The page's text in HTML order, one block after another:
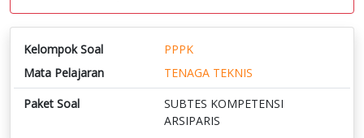
Kelompok Soal
PPPK
Mata Pelajaran
TENAGA TEKNIS
Paket Soal
SUBTES KOMPETENSI
ARSIPARIS